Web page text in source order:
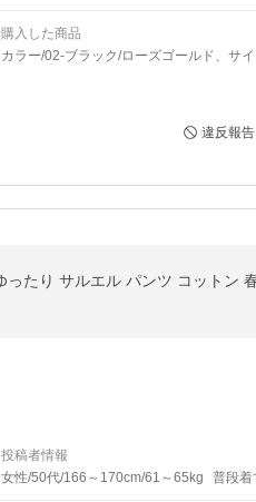
購入した商品
カラー/02-ブラック/ローズゴールド、サ
違反報告
投稿者情報
女性/50代/166～170cm/61～65kg
普段着